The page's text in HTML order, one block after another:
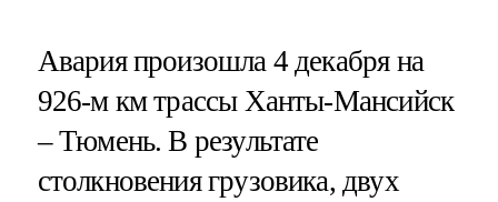
Авария произошла 4 декабря на
926-м км трассы Ханты-Мансийск
– Тюмень. В результате
столкновения грузовика, двух